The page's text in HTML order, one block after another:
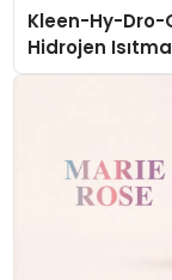
Kleen-Hy-Dro-
Hidrojen
Düzenleyici